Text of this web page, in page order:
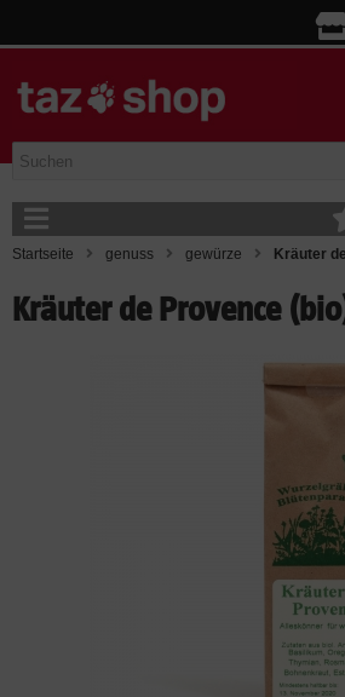
Startseite genuss gewürze Kräuter
Kräuter de Provence